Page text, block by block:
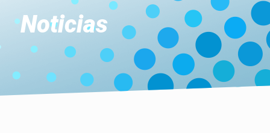
Noticias